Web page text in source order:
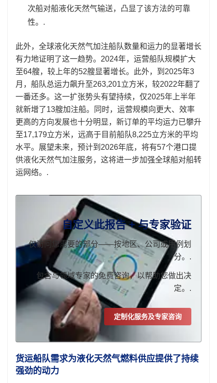
次船对船液化天然气输送，凸显了该方法的可靠
性。.
此外，全球液化天然气加注船队数量和运力的显著增长
有力地证明了这一趋势。2024年，运营船队规模扩大
至64艘，较上年的52艘显著增长。此外，到2025年3
月，船队总运力飙升至263,201立方米，较2022年翻了
一番还多。这一扩张势头有望持续，仅2025年上半年
就新增了13艘加注船。同时，运营规模向更大、效率
更高的方向发展也十分明显，新订单的平均运力已攀升
至17,179立方米，远高于目前船队8,225立方米的平均
水平。展望未来，预计到2026年底，将有57个港口提
供液化天然气加注服务，这将进一步加强全球船对船转
运网络。.
自定义此报告 + 与专家验证
仅访问您需要的部分——按地区、公司或用例划
分。.
包含与领域专家的免费咨询，以帮助您做出决
定。.
定制化服务及专家咨询
货运船队需求为液化天然气燃料供应提供了持续
强劲的动力